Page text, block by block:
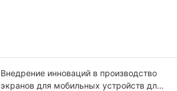
Внедрение инноваций в производство
экранов для мобильных устройств для